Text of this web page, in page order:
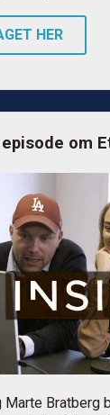
HER
om
Marte Bratberg